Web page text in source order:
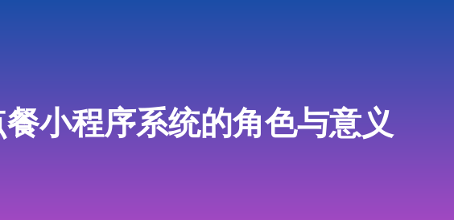
小程序系统的角色与意义